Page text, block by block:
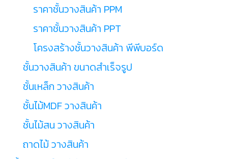
ราคาชั้นวางสินค้า PPM
ราคาชั้นวางสินค้า PPT
โครงสร้างชั้นวางสินค้า พีพีบอร์ด
ชั้นวางสินค้า ขนาดสำเร็จรูป
ชั้นเหล็ก วางสินค้า
ชั้นไม้MDF วางสินค้า
ชั้นไม้สน วางสินค้า
ถาดไม้ วางสินค้า